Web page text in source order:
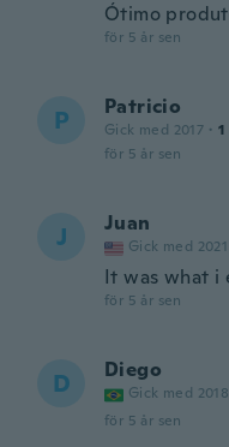
Ótimo
för 5 år sen
P Patricio
Gick med 2017 · 1
för 5 år sen
J Juan
Gick med 2021
It was what i
för 5 år sen
D Diego
Gick med 2018
för 5 år sen